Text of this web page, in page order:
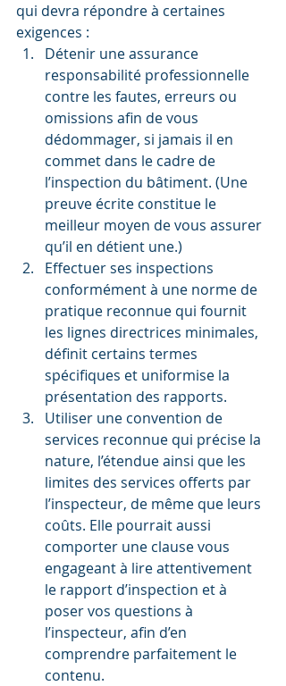
qui devra répondre à certaines
exigences :
Détenir une assurance
responsabilité professionnelle
contre les fautes, erreurs ou
omissions afin de vous
dédommager, si jamais il en
commet dans le cadre de
l’inspection du bâtiment. (Une
preuve écrite constitue le
meilleur moyen de vous assurer
qu’il en détient une.)
Effectuer ses inspections
conformément à une norme de
pratique reconnue qui fournit
les lignes directrices minimales,
définit certains termes
spécifiques et uniformise la
présentation des rapports.
Utiliser une convention de
services reconnue qui précise la
nature, l’étendue ainsi que les
limites des services offerts par
l’inspecteur, de même que leurs
coûts. Elle pourrait aussi
comporter une clause vous
engageant à lire attentivement
le rapport d’inspection et à
poser vos questions à
l’inspecteur, afin d’en
comprendre parfaitement le
contenu.